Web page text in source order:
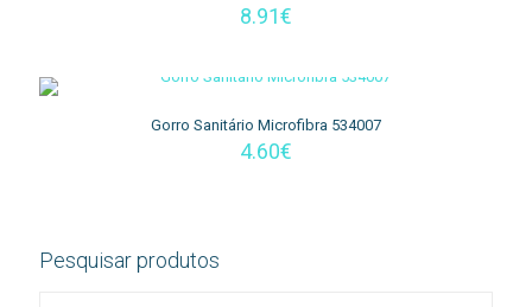
8.91€
Gorro Sanitário Microfibra 534007
4.60€
Pesquisar produtos